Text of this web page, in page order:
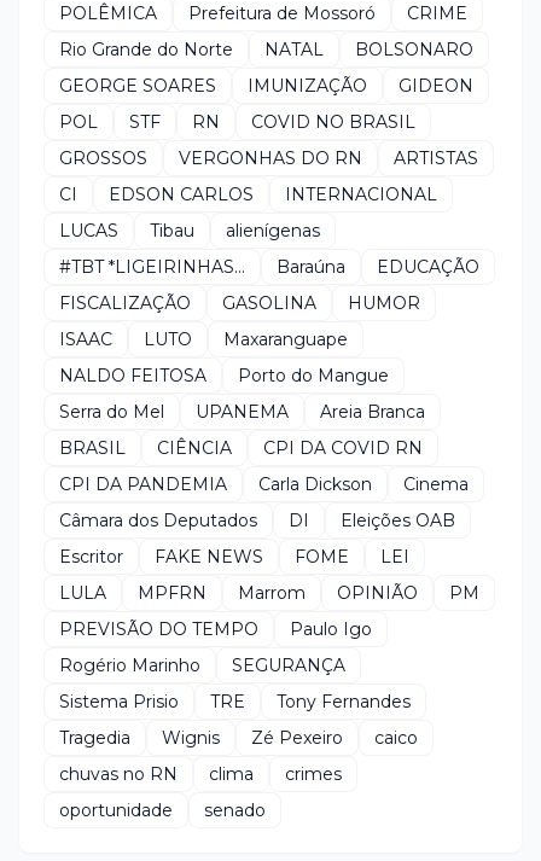
POLÊMICA
Prefeitura de Mossoró
CRIME
Rio Grande do Norte
NATAL
BOLSONARO
GEORGE SOARES
IMUNIZAÇÃO
GIDEON
POL
STF RN
COVID NO BRASIL
GROSSOS
VERGONHAS DO RN
ARTISTAS
CI
EDSON CARLOS
INTERNACIONAL
LUCAS
Tibau
alienígenas
#TBT *LIGEIRINHAS...
Baraúna
EDUCAÇÃO
FISCALIZAÇÃO
GASOLINA
HUMOR
ISAAC
LUTO
Maxaranguape
NALDO FEITOSA
Porto do Mangue
Serra do Mel
UPANEMA
Areia Branca
BRASIL
CIÊNCIA
CPI DA COVID RN
CPI DA PANDEMIA
Carla Dickson
Cinema
Câmara dos Deputados
DI
Eleições OAB
Escritor
FAKE NEWS FOME
LEI
LULA
MPFRN Marrom OPINIÃO
PM
PREVISÃO DO TEMPO
Paulo Igo
Rogério Marinho
SEGURANÇA
Sistema Prisio
TRE
Tony Fernandes
Tragedia
Wignis Zé Pexeiro
caico
chuvas no RN
clima
crimes
oportunidade
senado